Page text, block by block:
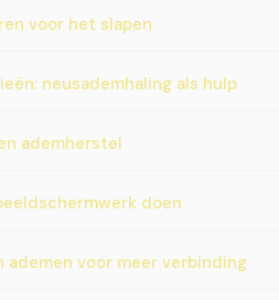
voor het slapen
neusademhaling als hulp
ademherstel
doen
voor meer verbinding